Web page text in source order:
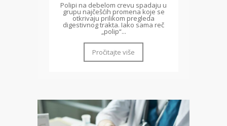
Polipi na debelom crevu spadaju u
grupu najčešćih promena koje se
otkrivaju prilikom pregleda
digestivnog trakta. Iako sama reč
„polip“...
Pročitajte više